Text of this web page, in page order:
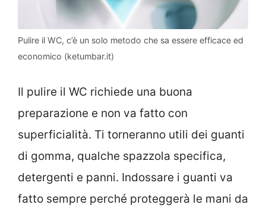
Pulire il WC, c’è un solo metodo che sa essere efficace ed
economico (ketumbar.it)
Il pulire il WC richiede una buona
preparazione e non va fatto con
superficialità. Ti torneranno utili dei guanti
di gomma, qualche spazzola specifica,
detergenti e panni. Indossare i guanti va
fatto sempre perché proteggerà le mani da